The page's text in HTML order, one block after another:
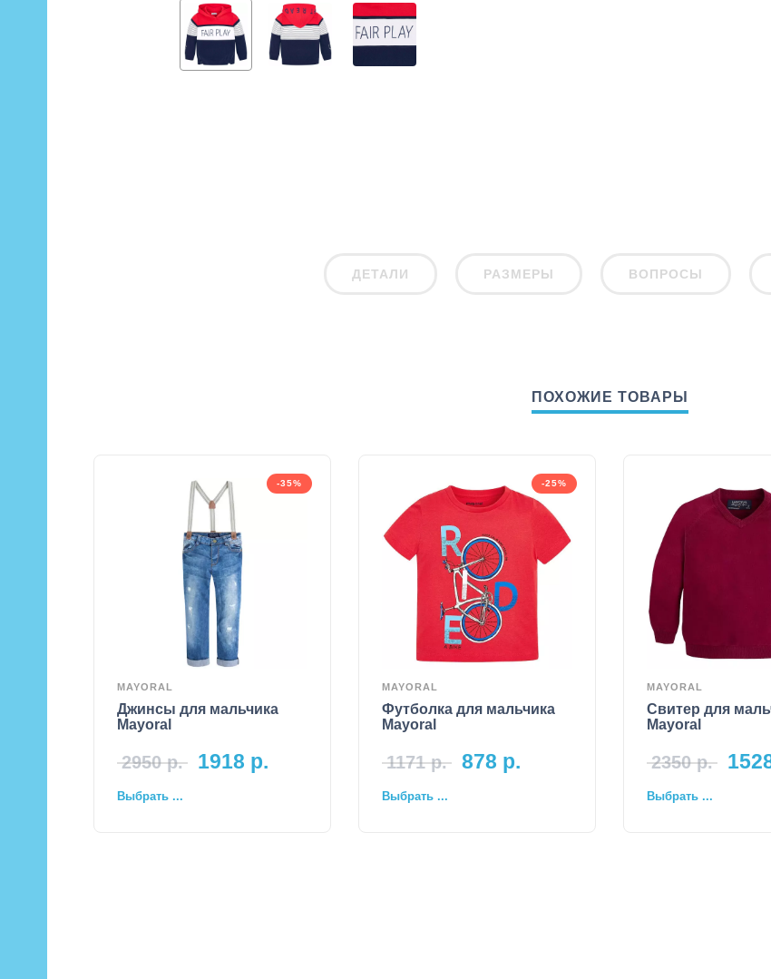
ДЕТАЛИ РАЗМЕРЫ ВОПРОСЫ
ПОХОЖИЕ ТОВАРЫ
-35%
MAYORAL
Джинсы для мальчика
Mayoral
2950р. 1918 р.
Выбрать ...
-25%
MAYORAL
Футболка для мальчика
Mayoral
1171р. 878 р.
Выбрать ...
MAYORAL
Свитер для
Mayoral
2350р.
Выбрать ...